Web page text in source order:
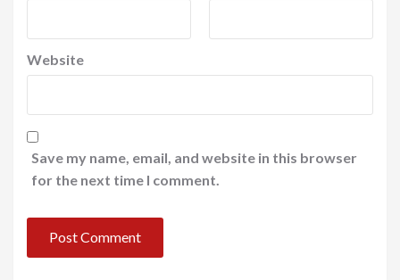
Website
Save my name, email, and website in this browser
for the next time I comment.